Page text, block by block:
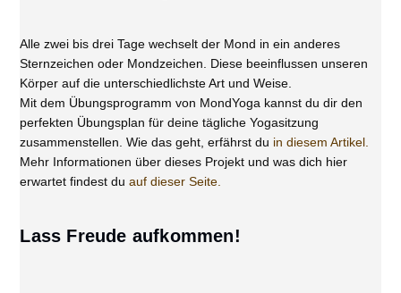
Alle zwei bis drei Tage wechselt der Mond in ein anderes
Sternzeichen oder Mondzeichen. Diese beeinflussen unseren
Körper auf die unterschiedlichste Art und Weise.
Mit dem Übungsprogramm von MondYoga kannst du dir den
perfekten Übungsplan für deine tägliche Yogasitzung
zusammenstellen. Wie das geht, erfährst du in diesem Artikel.
Mehr Informationen über dieses Projekt und was dich hier
erwartet findest du auf dieser Seite.
Lass Freude aufkommen!